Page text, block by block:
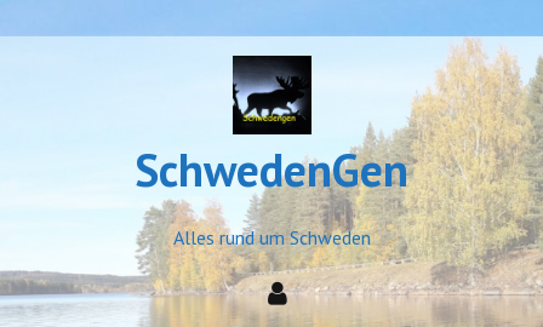
SchwedenGen
Alles rund um Schweden